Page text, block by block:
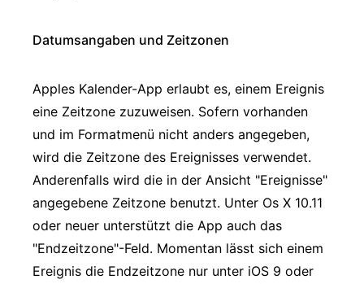
Datumsangaben und Zeitzonen
Apples Kalender-App erlaubt es, einem Ereignis
eine Zeitzone zuzuweisen. Sofern vorhanden
und im Formatmenü nicht anders angegeben,
wird die Zeitzone des Ereignisses verwendet.
Anderenfalls wird die in der Ansicht "Ereignisse"
angegebene Zeitzone benutzt. Unter Os X 10.11
oder neuer unterstützt die App auch das
"Endzeitzone"-Feld. Momentan lässt sich einem
Ereignis die Endzeitzone nur unter iOS 9 oder